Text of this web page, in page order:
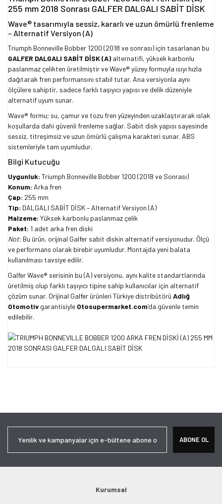
255 mm 2018 Sonrası GALFER DALGALI SABİT DİSK
Wave® tasarımıyla sessiz, kararlı ve uzun ömürlü frenleme
– Alternatif Versiyon (A)
Triumph Bonneville Bobber 1200 (2018 ve sonrası) için tasarlanan bu
GALFER DALGALI SABİT DİSK (A) alternatifi, yüksek karbonlu
paslanmaz çelikten üretilmiştir ve Wave® yüzey formuyla ısıyı hızla
dağıtarak fren performansını stabil tutar. Ana versiyonla aynı
ölçülere sahiptir, sadece farklı taşıyıcı yapısı ve delik düzeniyle
alternatif uyum sunar.
Wave® formu; su, çamur ve tozu fren yüzeyinden uzaklaştırarak ıslak
koşullarda dahi güvenli frenleme sağlar. Sabit disk yapısı sayesinde
sessiz, titreşimsiz ve uzun ömürlü çalışma karakteri sunar. ABS
sistemleriyle tam uyumludur.
Bilgi Kutucuğu
Uygunluk: Triumph Bonneville Bobber 1200 (2018 ve Sonrası)
Konum: Arka fren
Çap: 255 mm
Tip: DALGALI SABİT DİSK – Alternatif Versiyon (A)
Malzeme: Yüksek karbonlu paslanmaz çelik
Paket: 1 adet arka fren diski
Not: Bu ürün, orijinal Galfer sabit diskin alternatif versiyonudur. Ölçü
ve performans olarak birebir uyumludur. Montajda yeni balata
kullanılması tavsiye edilir.
Galfer Wave® serisinin bu (A) versiyonu, aynı kalite standartlarında
üretilmiş olup farklı taşıyıcı tipine sahip kullanıcılar için alternatif
çözüm sunar. Orijinal Galfer ürünleri Türkiye distribütörü Adlığ
Otomotiv garantisiyle Otosupermarket.com’da güvenle temin
edilebilir.
Ürün açıklamasında eksik bilgiler bulunuyor.
Bu ürüne benzer farklı alternatifler olmalı.
ABONE OL
Kurumsal